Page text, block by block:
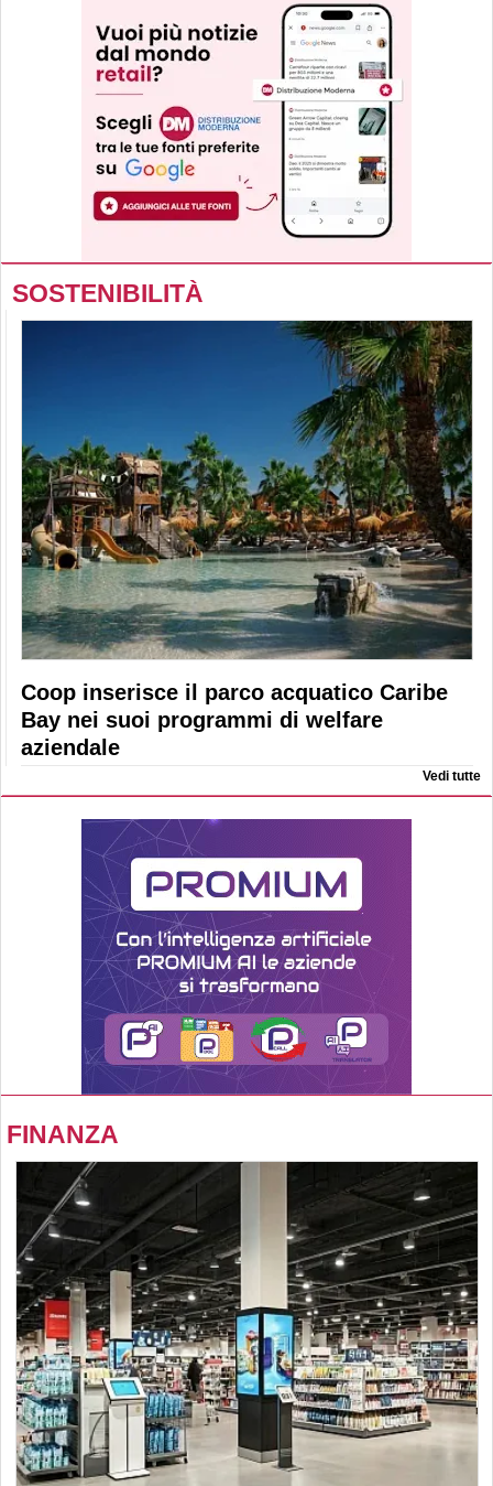
SOSTENIBILITÀ
Coop inserisce il parco acquatico Caribe
Bay nei suoi programmi di welfare
aziendale
Vedi tutte
FINANZA